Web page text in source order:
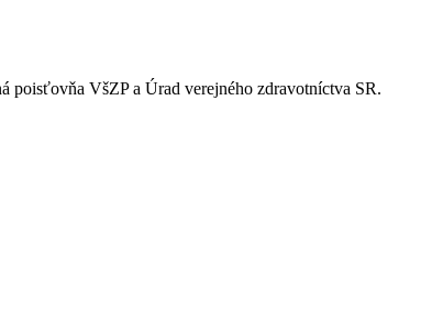
poisťovňa VšZP a Úrad verejného zdravotníctva SR.